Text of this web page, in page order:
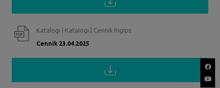
Katalogi | Katalogi | Cennik Rigips
Cennik 23.04.2025